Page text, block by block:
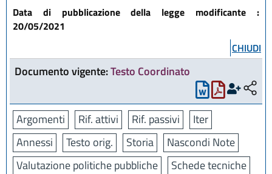
Data di pubblicazione della legge modificante :
20/05/2021
CHIUDI
Documento vigente:Testo Coordinato
Argomenti Rif. attivi Rif. passivi
Iter
Annessi
Testo orig. Storia
Nascondi Note
Valutazione politiche pubbliche
Schede tecniche